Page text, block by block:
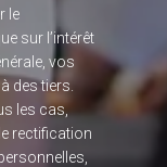
le
sur l’intérêt
vos
des tiers.
les cas,
rectification